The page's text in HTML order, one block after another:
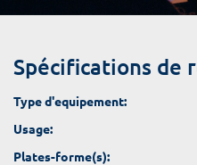
Spécifications de
Type d'equipement:
Usage:
Plates-forme(s):